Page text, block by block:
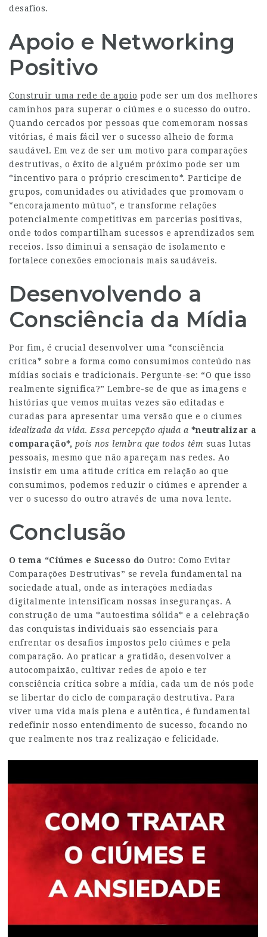
desafios.
Apoio e Networking
Positivo
Construir uma rede de apoio pode ser um dos melhores
caminhos para superar o ciúmes e o sucesso do outro.
Quando cercados por pessoas que comemoram nossas
vitórias, é mais fácil ver o sucesso alheio de forma
saudável. Em vez de ser um motivo para comparações
destrutivas, o êxito de alguém próximo pode ser um
*incentivo para o próprio crescimento*. Participe de
grupos, comunidades ou atividades que promovam o
*encorajamento mútuo*, e transforme relações
potencialmente competitivas em parcerias positivas,
onde todos compartilham sucessos e aprendizados sem
receios. Isso diminui a sensação de isolamento e
fortalece conexões emocionais mais saudáveis.
Desenvolvendo a
Consciência da Mídia
Por fim, é crucial desenvolver uma *consciência
crítica* sobre a forma como consumimos conteúdo nas
mídias sociais e tradicionais. Pergunte-se: “O que isso
realmente significa?” Lembre-se de que as imagens e
histórias que vemos muitas vezes são editadas e
curadas para apresentar uma versão que e o ciumes
idealizada da vida. Essa percepção ajuda a *neutralizar a
comparação*, pois nos lembra que todos têm suas lutas
pessoais, mesmo que não apareçam nas redes. Ao
insistir em uma atitude crítica em relação ao que
consumimos, podemos reduzir o ciúmes e aprender a
ver o sucesso do outro através de uma nova lente.
Conclusão
O tema “Ciúmes e Sucesso do Outro: Como Evitar
Comparações Destrutivas” se revela fundamental na
sociedade atual, onde as interações mediadas
digitalmente intensificam nossas inseguranças. A
construção de uma *autoestima sólida* e a celebração
das conquistas individuais são essenciais para
enfrentar os desafios impostos pelo ciúmes e pela
comparação. Ao praticar a gratidão, desenvolver a
autocompaixão, cultivar redes de apoio e ter
consciência crítica sobre a mídia, cada um de nós pode
se libertar do ciclo de comparação destrutiva. Para
viver uma vida mais plena e autêntica, é fundamental
redefinir nosso entendimento de sucesso, focando no
que realmente nos traz realização e felicidade.